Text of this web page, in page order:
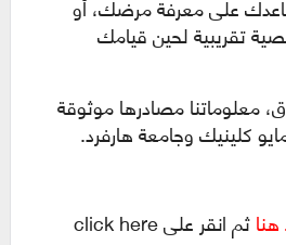
تقريبية لحين قيامك
مصادرها موثوقة
كلينيك وجامعة هارفرد.
ثم انقر على click here